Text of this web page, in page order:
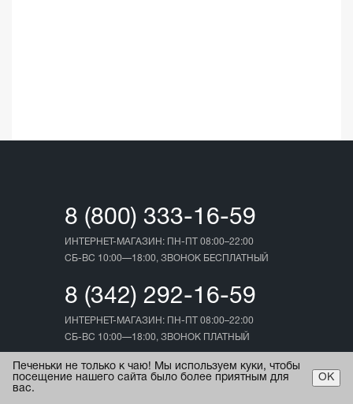
8 (800) 333-16-59
ИНТЕРНЕТ-МАГАЗИН: ПН-ПТ 08:00–22:00
СБ-ВС 10:00—18:00, ЗВОНОК БЕСПЛАТНЫЙ
8 (342) 292-16-59
ИНТЕРНЕТ-МАГАЗИН: ПН-ПТ 08:00–22:00
СБ-ВС 10:00—18:00, ЗВОНОК ПЛАТНЫЙ
Печеньки не только к чаю! Мы используем куки, чтобы
посещение нашего сайта было более приятным для
вас.
ОК